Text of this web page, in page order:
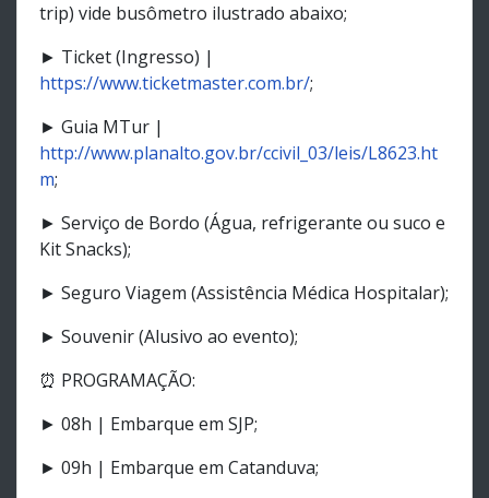
trip) vide busômetro ilustrado abaixo;
► Ticket (Ingresso) |
https://www.ticketmaster.com.br/;
► Guia MTur |
http://www.planalto.gov.br/ccivil_03/leis/L8623.ht
m;
► Serviço de Bordo (Água, refrigerante ou suco e
Kit Snacks);
► Seguro Viagem (Assistência Médica Hospitalar);
► Souvenir (Alusivo ao evento);
⏰ PROGRAMAÇÃO:
► 08h | Embarque em SJP;
► 09h | Embarque em Catanduva;